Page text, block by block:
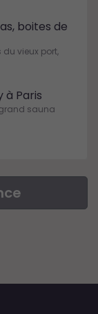
boites de
du vieux port,
à Paris
grand sauna